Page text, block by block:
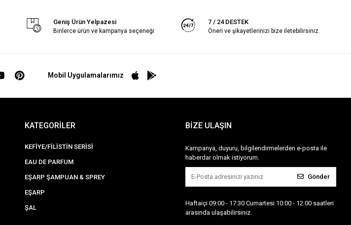
Geniş Ürün Yelpazesi
Binlerce ürün ve kampanya seçeneği
7 / 24 DESTEK
Öneri ve şikayetlerinizi bize iletebilirsiniz.
Mobil Uygulamalarımız
KATEGORİLER
KEFİYE/FİLİSTİN SERİSİ
EAU DE PARFUM
EŞARP ŞAMPUAN & SPREY
EŞARP
ŞAL
BİZE ULAŞIN
Kampanya, duyuru, bilgilendirmelerden e-posta ile
haberdar olmak istiyorum.
Gönder
Haftaiçi 09:00 - 17:30 Cumartesi 10:00 - 12:00 saatleri
arasında ulaşabilirsiniz.